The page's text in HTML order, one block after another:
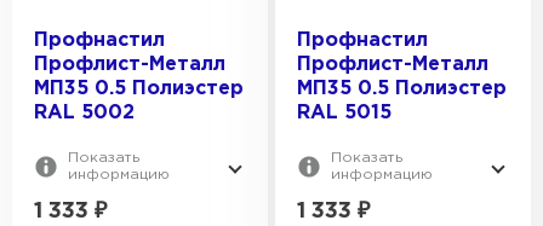
Профнастил
Профлист-Металл
МП35 0.5 Полиэстер
RAL 5002
Показать
информацию
1 333 ₽
Профнастил
Профлист-Металл
МП35 0.5 Полиэстер
RAL 5015
Показать
информацию
1 333 ₽